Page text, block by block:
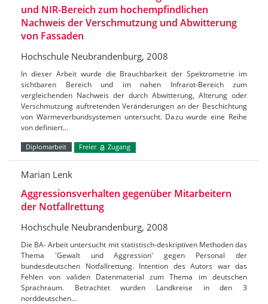
und NIR-Bereich zum hochempfindlichen
Nachweis der Verschmutzung und Abwitterung
von Fassaden
Hochschule Neubrandenburg, 2008
In dieser Arbeit wurde die Brauchbarkeit der Spektrometrie im
sichtbaren Bereich und im nahen Infrarot-Bereich zum
vergleichenden Nachweis der durch Abwitterung, Alterung oder
Verschmutzung auftretenden Veränderungen an der Beschichtung
von Wärmeverbundsystemen untersucht. Dazu wurde eine Reihe
von definiert…
Diplomarbeit Freier Zugang
Marian Lenk
Aggressionsverhalten gegenüber Mitarbeitern
der Notfallrettung
Hochschule Neubrandenburg, 2008
Die BA- Arbeit untersucht mit statistisch-deskriptiven Methoden das
Thema 'Gewalt und Aggression' gegen Personal der
bundesdeutschen Notfallrettung. Intention des Autors war das
Fehlen von validen Datenmaterial zum Thema im deutschen
Sprachraum. Betrachtet wurden Landkreise in den 3
norddeutschen…